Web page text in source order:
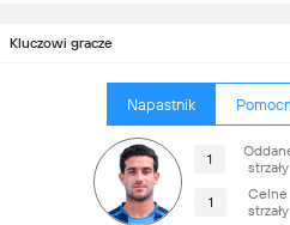
Kluczowi gracze
Napastnik
1
strzały
1
Celne
strzały